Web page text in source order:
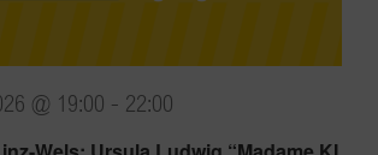
@ 19:00 - 22:00